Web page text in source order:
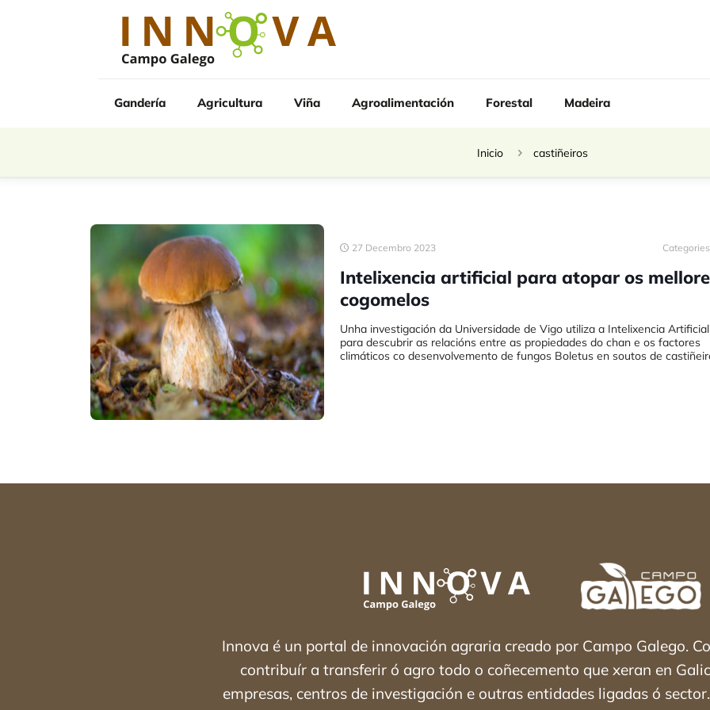
Gandería Agricultura Viña Agroalimentación Forestal Madeira
Inicio castiñeiros
27 Decembro 2023
Intelixencia artificial para atopar os
cogomelos
Unha investigación da Universidade de Vigo utiliza a Intelixencia Artificial
para descubrir as relacións entre as propiedades do chan e os factores
climáticos co desenvolvemento de fungos Boletus en soutos de
Innova é un portal de innovación agraria creado por Campo Galego.
contribuír a transferir ó agro todo o coñecemento que xeran en
empresas, centros de investigación e outras entidades ligadas ó